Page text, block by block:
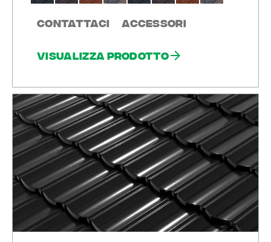
Contattaci Accessori
Visualizza prodotto